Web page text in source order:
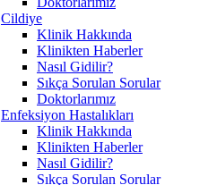
Cildiye
Klinik Hakkında
Klinikten Haberler
Nasıl Gidilir?
Sıkça Sorulan Sorular
Doktorlarımız
Enfeksiyon Hastalıkları
Klinik Hakkında
Klinikten Haberler
Nasıl Gidilir?
Sıkça Sorulan Sorular